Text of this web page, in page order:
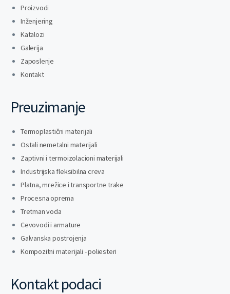
Proizvodi
Inženjering
Katalozi
Galerija
Zaposlenje
Kontakt
Preuzimanje
Termoplastični materijali
Ostali nemetalni materijali
Zaptivni i termoizolacioni materijali
Industrijska fleksibilna creva
Platna, mrežice i transportne trake
Procesna oprema
Tretman voda
Cevovodi i armature
Galvanska postrojenja
Kompozitni materijali - poliesteri
Kontakt podaci